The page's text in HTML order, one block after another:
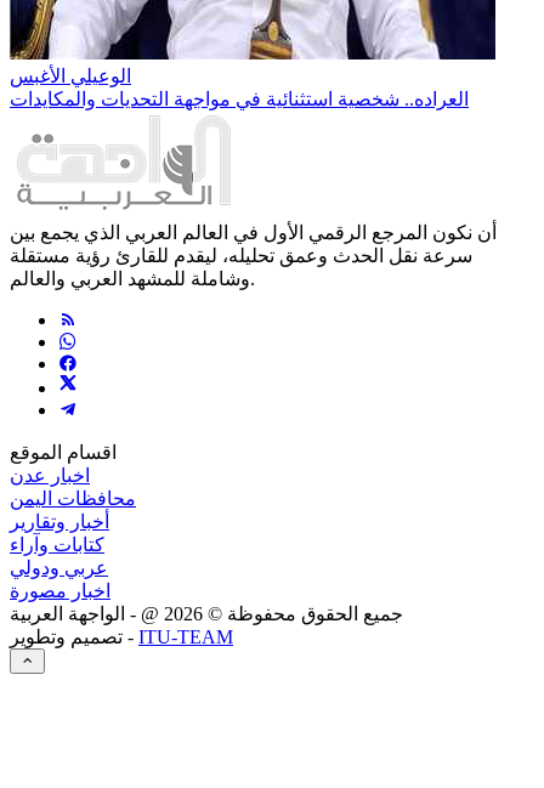
الوعيلي الأغبس
العراده.. شخصية استثنائية في مواجهة التحديات والمكايدات
أن نكون المرجع الرقمي الأول في العالم العربي الذي يجمع بين
سرعة نقل الحدث وعمق تحليله، ليقدم للقارئ رؤية مستقلة
وشاملة للمشهد العربي والعالم.
اقسام الموقع
اخبار عدن
محافظات اليمن
أخبار وتقارير
كتابات وآراء
عربي ودولي
اخبار مصورة
جميع الحقوق محفوظة © 2026 @ - الواجهة العربية
تصميم وتطوير - ITU-TEAM